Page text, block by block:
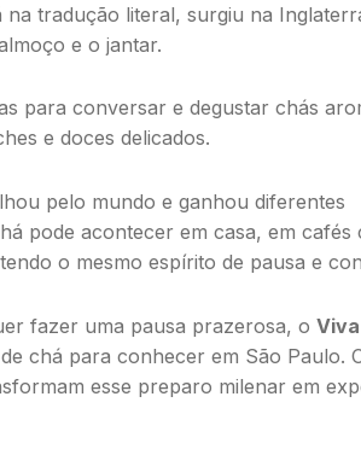
na tradução literal, surgiu na
e o jantar.
para conversar e degustar chás
e doces delicados.
pelo mundo e ganhou diferentes
pode acontecer em casa, em cafés
o mesmo espírito de pausa e
fazer uma pausa prazerosa, o
chá para conhecer em São Paulo.
esse preparo milenar em